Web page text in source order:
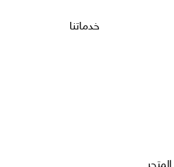
خدماتنا